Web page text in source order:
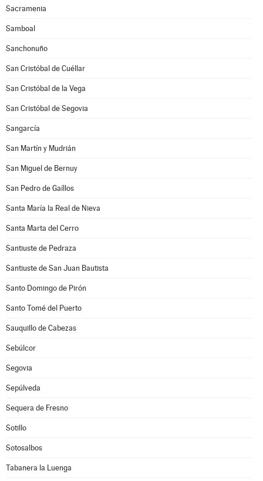
Sacramenia
Samboal
Sanchonuño
San Cristóbal de Cuéllar
San Cristóbal de la Vega
San Cristóbal de Segovia
Sangarcía
San Martín y Mudrián
San Miguel de Bernuy
San Pedro de Gaíllos
Santa María la Real de Nieva
Santa Marta del Cerro
Santiuste de Pedraza
Santiuste de San Juan Bautista
Santo Domingo de Pirón
Santo Tomé del Puerto
Sauquillo de Cabezas
Sebúlcor
Segovia
Sepúlveda
Sequera de Fresno
Sotillo
Sotosalbos
Tabanera la Luenga